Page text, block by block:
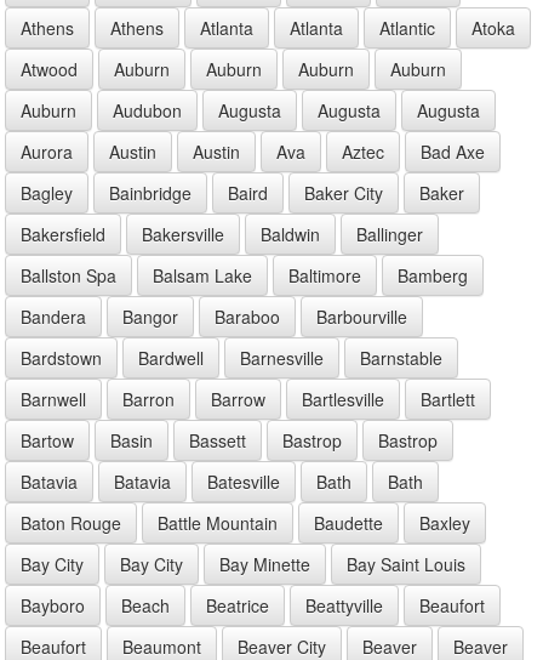
Athens
Athens Atlanta Atlanta Atlantic
Atoka
Atwood
Auburn Auburn Auburn
Auburn
Auburn
Audubon Augusta Augusta
Augusta
Aurora
Austin Austin Ava Aztec
Bad Axe
Bagley
Bainbridge Baird Baker City
Baker
Bakersfield
Bakersville Baldwin
Ballinger
Ballston Spa
Balsam Lake Baltimore
Bamberg
Bandera
Bangor Baraboo
Barbourville
Bardstown
Bardwell Barnesville
Barnstable
Barnwell
Barron Barrow Bartlesville
Bartlett
Bartow
Basin Bassett Bastrop
Bastrop
Batavia
Batavia Batesville Bath
Bath
Baton Rouge
Battle Mountain Baudette
Baxley
Bay City
Bay City Bay Minette
Bay Saint Louis
Bayboro
Beach Beatrice Beattyville
Beaufort
Beaufort
Beaumont Beaver City Beaver
Beaver